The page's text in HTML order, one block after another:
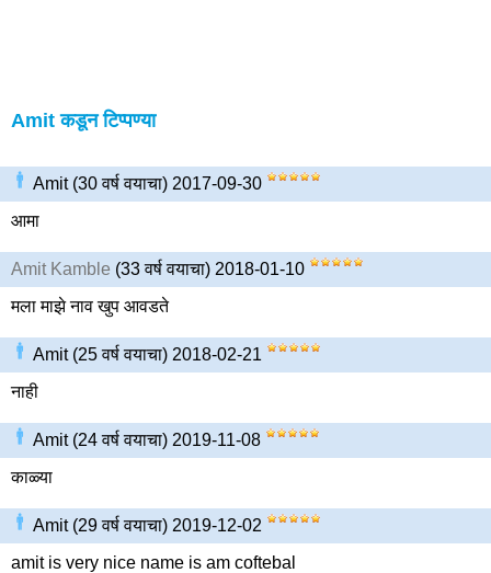
Amit कडून टिप्पण्या
Amit (30 वर्ष वयाचा) 2017-09-30
आमा
Amit Kamble (33 वर्ष वयाचा) 2018-01-10
मला माझे नाव खुप आवडते
Amit (25 वर्ष वयाचा) 2018-02-21
नाही
Amit (24 वर्ष वयाचा) 2019-11-08
काळ्या
Amit (29 वर्ष वयाचा) 2019-12-02
amit is very nice name is am coftebal